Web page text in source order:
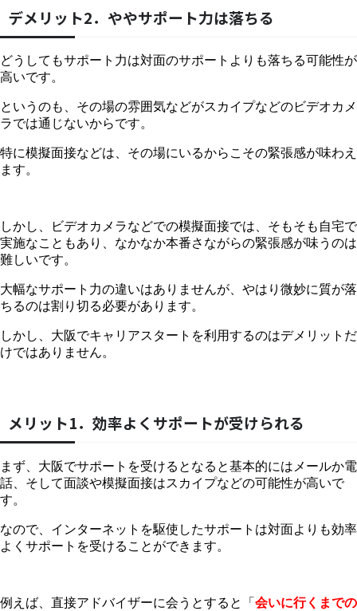
デメリット2．ややサポート力は落ちる
どうしてもサポート力は対面のサポートよりも落ちる可能性が
高いです。
というのも、その場の雰囲気などがスカイプなどのビデオカメ
ラでは通じないからです。
特に模擬面接などは、その場にいるからこその緊張感が味わえ
ます。
しかし、ビデオカメラなどでの模擬面接では、そもそも自宅で
実施なこともあり、なかなか本番さながらの緊張感が味うのは
難しいです。
大幅なサポート力の違いはありませんが、やはり微妙に質が落
ちるのは割り切る必要があります。
しかし、大阪でキャリアスタートを利用するのはデメリットだ
けではありません。
メリット1．効率よくサポートが受けられる
まず、大阪でサポートを受けるとなると基本的にはメールか電
話、そして面談や模擬面接はスカイプなどの可能性が高いで
す。
なので、インターネットを駆使したサポートは対面よりも効率
よくサポートを受けることができます。
例えば、直接アドバイザーに会うとすると「 会いに行くまでの